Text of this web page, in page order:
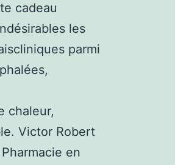
cadeau
les
parmi
chaleur,
Victor Robert
en